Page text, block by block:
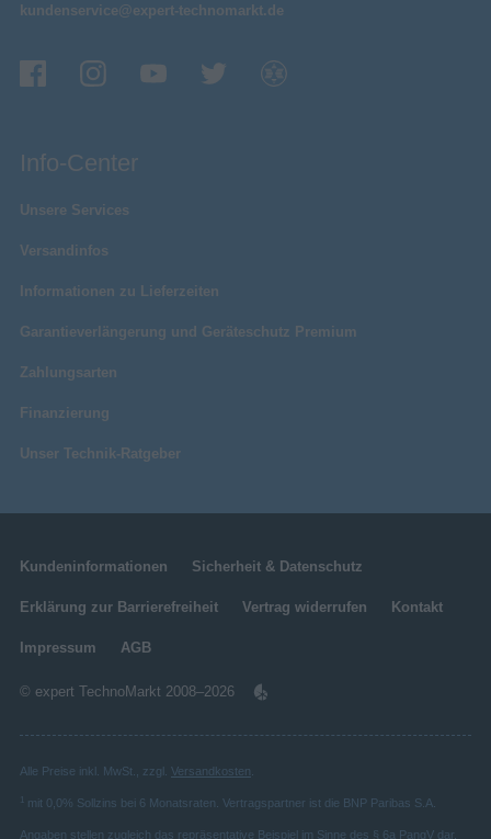
kundenservice@expert-technomarkt.de
Info-Center
Unsere Services
Versandinfos
Informationen zu Lieferzeiten
Garantieverlängerung und Geräteschutz Premium
Zahlungsarten
Finanzierung
Unser Technik-Ratgeber
Kundeninformationen Sicherheit & Datenschutz
Erklärung zur Barrierefreiheit Vertrag widerrufen Kontakt
Impressum AGB
© expert TechnoMarkt 2008–2026
Alle Preise inkl. MwSt., zzgl. Versandkosten
mit 0,0% Sollzins bei 6 Monatsraten. Vertragspartner ist die BNP Paribas S.A.
Angaben stellen zugleich das repräsentative Beispiel im Sinne des § 6a PangV dar.